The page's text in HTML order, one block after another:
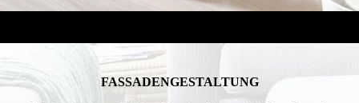
FASSADEN­GESTALTUNG